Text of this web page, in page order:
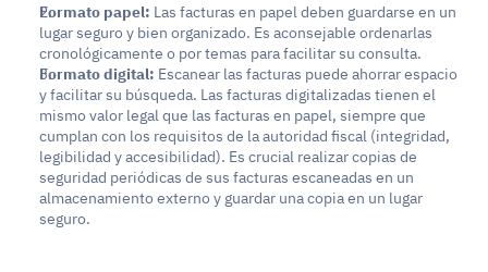
Formato papel: Las facturas en papel deben guardarse en un
lugar seguro y bien organizado. Es aconsejable ordenarlas
cronológicamente o por temas para facilitar su consulta.
Formato digital: Escanear las facturas puede ahorrar espacio
y facilitar su búsqueda. Las facturas digitalizadas tienen el
mismo valor legal que las facturas en papel, siempre que
cumplan con los requisitos de la autoridad fiscal (integridad,
legibilidad y accesibilidad). Es crucial realizar copias de
seguridad periódicas de sus facturas escaneadas en un
almacenamiento externo y guardar una copia en un lugar
seguro.